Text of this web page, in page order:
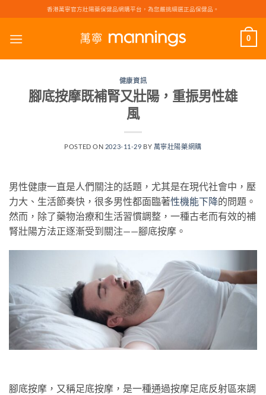
to
content
香港萬寧官方壯陽藥保健品網購平台，為您嚴挑細選正品保健品。
0
健康資訊
腳底按摩既補腎又壯陽，重振男性雄
風
POSTED ON 2023-11-29 BY 萬寧壯陽藥網購
男性健康一直是人們關注的話題，尤其是在現代社會中，壓
力大、生活節奏快，很多男性都面臨著性機能下降的問題。
然而，除了藥物治療和生活習慣調整，一種古老而有效的補
腎壯陽方法正逐漸受到關注——腳底按摩。
腳底按摩，又稱足底按摩，是一種通過按摩足底反射區來調